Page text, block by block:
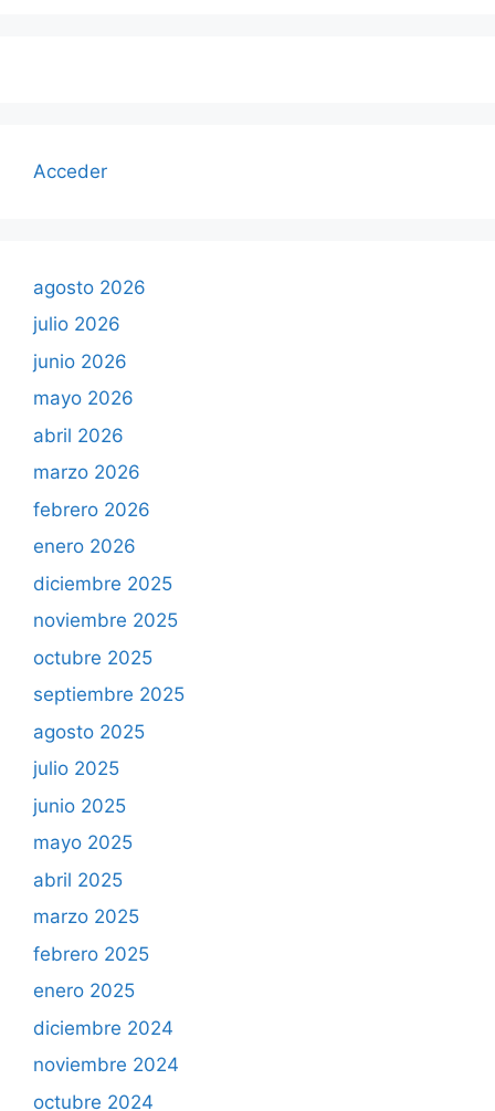
Acceder
agosto 2026
julio 2026
junio 2026
mayo 2026
abril 2026
marzo 2026
febrero 2026
enero 2026
diciembre 2025
noviembre 2025
octubre 2025
septiembre 2025
agosto 2025
julio 2025
junio 2025
mayo 2025
abril 2025
marzo 2025
febrero 2025
enero 2025
diciembre 2024
noviembre 2024
octubre 2024